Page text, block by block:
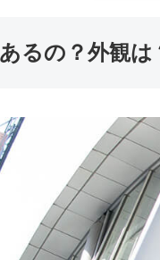
るの？外観は